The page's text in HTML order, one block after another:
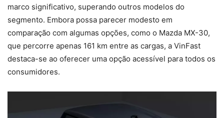
marco significativo, superando outros modelos do
segmento. Embora possa parecer modesto em
comparação com algumas opções, como o Mazda MX-30,
que percorre apenas 161 km entre as cargas, a VinFast
destaca-se ao oferecer uma opção acessível para todos os
consumidores.